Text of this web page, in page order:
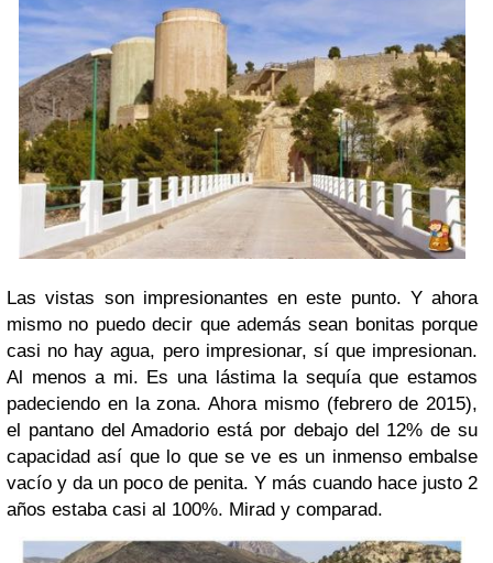
Las vistas son impresionantes en este punto. Y ahora
mismo no puedo decir que además sean bonitas porque
casi no hay agua, pero impresionar, sí que impresionan.
Al menos a mi. Es una lástima la sequía que estamos
padeciendo en la zona. Ahora mismo (febrero de 2015),
el pantano del Amadorio está por debajo del 12% de su
capacidad así que lo que se ve es un inmenso embalse
vacío y da un poco de penita. Y más cuando hace justo 2
años estaba casi al 100%. Mirad y comparad.